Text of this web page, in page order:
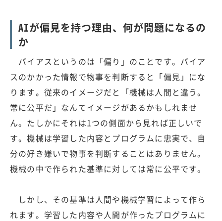
AIが偏見を持つ理由、何が問題になるの
か
バイアスというのは「偏り」のことです。バイア
スのかかった情報で物事を判断すると「偏見」にな
ります。従来のイメージだと「機械は人間と違う。
常に公平だ」なんてイメージがあるかもしれませ
ん。たしかにそれは1つの側面から見れば正しいで
す。機械は学習した内容とプログラムに忠実で、自
分の好き嫌いで物事を判断することはありません。
機械の中で作られた基準に対しては常に公平です。
しかし、その基準は人間や機械学習によって作ら
れます。学習した内容や人間が作ったプログラムに